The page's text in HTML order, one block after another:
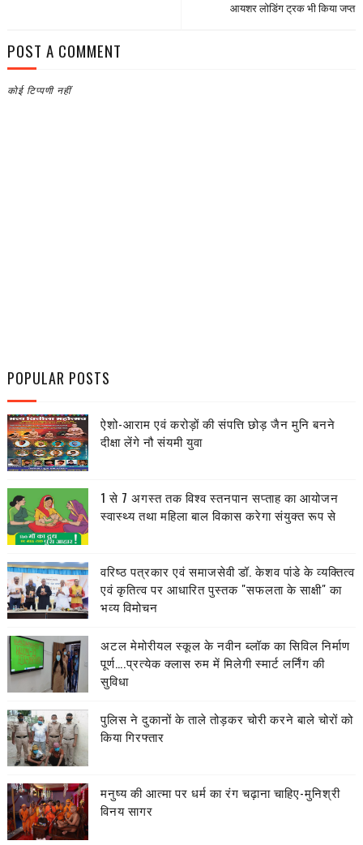
आयशर लोडिंग ट्रक भी किया जप्त
POST A COMMENT
कोई टिप्पणी नहीं
POPULAR POSTS
ऐशो-आराम एवं करोड़ों की संपत्ति छोड़ जैन मुनि बनने
दीक्षा लेंगे नौ संयमी युवा
1 से 7 अगस्त तक विश्व स्तनपान सप्ताह का आयोजन
स्वास्थ्य तथा महिला बाल विकास करेगा संयुक्त रूप से
वरिष्ठ पत्रकार एवं समाजसेवी डॉ. केशव पांडे के व्यक्तित्व
एवं कृतित्व पर आधारित पुस्तक "सफलता के साक्षी" का
भव्य विमोचन
अटल मेमोरीयल स्कूल के नवीन ब्लॉक का सिविल निर्माण
पूर्ण….प्रत्येक क्लास रुम में मिलेगी स्मार्ट लर्निंग की
सुविधा
पुलिस ने दुकानों के ताले तोड़कर चोरी करने बाले चोरों को
किया गिरफ्तार
मनुष्य की आत्मा पर धर्म का रंग चढ़ाना चाहिए-मुनिश्री
विनय सागर